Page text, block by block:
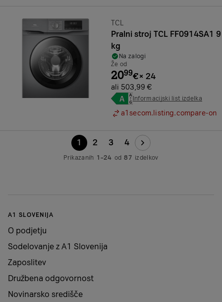
Znamka:
TCL
Pralni stroj TCL FF0914SA1 9
kg
Na zalogi
Že od
2099€× 24
ali 503,99 €
Informacijski list izdelka
a1secom.listing.compare-on
1 2 3 4
Prikazanih 1–24 od 87 izdelkov
A1 SLOVENIJA
O podjetju
Sodelovanje z A1 Slovenija
Zaposlitev
Družbena odgovornost
Novinarsko središče